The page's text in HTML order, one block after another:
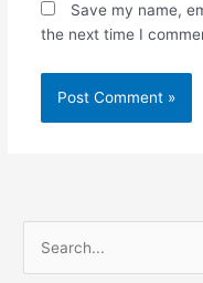
Save my name,
the next time I